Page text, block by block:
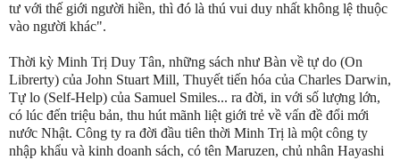
tư với thế giới người hiền, thì đó là thú vui duy nhất không lệ thuộc
vào người khác".
Thời kỳ Minh Trị Duy Tân, những sách như Bàn về tự do (On
Librerty) của John Stuart Mill, Thuyết tiến hóa của Charles Darwin,
Tự lo (Self-Help) của Samuel Smiles... ra đời, in với số lượng lớn,
có lúc đến triệu bản, thu hút mãnh liệt giới trẻ về vấn đề đổi mới
nước Nhật. Công ty ra đời đầu tiên thời Minh Trị là một công ty
nhập khẩu và kinh doanh sách, có tên Maruzen, chủ nhân Hayashi